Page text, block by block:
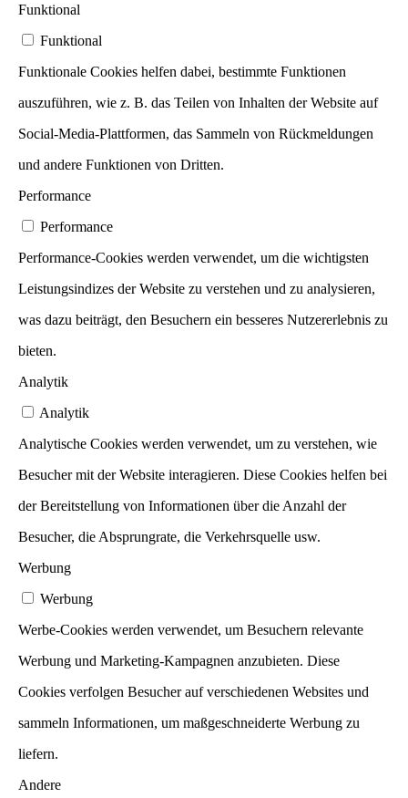
Funktional
Funktional
Funktionale Cookies helfen dabei, bestimmte Funktionen
auszuführen, wie z. B. das Teilen von Inhalten der Website auf
Social-Media-Plattformen, das Sammeln von Rückmeldungen
und andere Funktionen von Dritten.
Performance
Performance
Performance-Cookies werden verwendet, um die wichtigsten
Leistungsindizes der Website zu verstehen und zu analysieren,
was dazu beiträgt, den Besuchern ein besseres Nutzererlebnis zu
bieten.
Analytik
Analytik
Analytische Cookies werden verwendet, um zu verstehen, wie
Besucher mit der Website interagieren. Diese Cookies helfen bei
der Bereitstellung von Informationen über die Anzahl der
Besucher, die Absprungrate, die Verkehrsquelle usw.
Werbung
Werbung
Werbe-Cookies werden verwendet, um Besuchern relevante
Werbung und Marketing-Kampagnen anzubieten. Diese
Cookies verfolgen Besucher auf verschiedenen Websites und
sammeln Informationen, um maßgeschneiderte Werbung zu
liefern.
Andere